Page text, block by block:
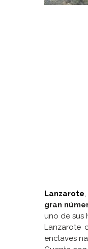
Lanzarote,
gran
uno de sus
Lanzarote
enclaves